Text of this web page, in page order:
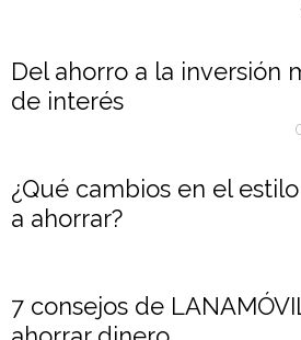
Del ahorro a la inversión
de interés
¿Qué cambios en el
a ahorrar?
7 consejos de